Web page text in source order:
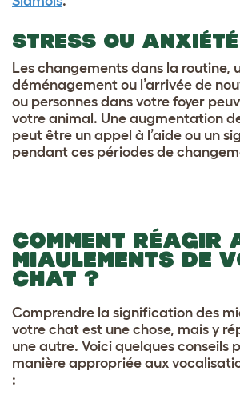
STRESS OU ANXIÉTÉ
Les changements dans la routine,
déménagement ou l’arrivée de
ou personnes dans votre foyer
votre animal. Une augmentation
peut être un appel à l’aide ou un
pendant ces périodes de
COMMENT RÉAGIR
MIAULEMENTS DE
CHAT ?
Comprendre la signification des
votre chat est une chose, mais y
une autre. Voici quelques conseils
manière appropriée aux
: